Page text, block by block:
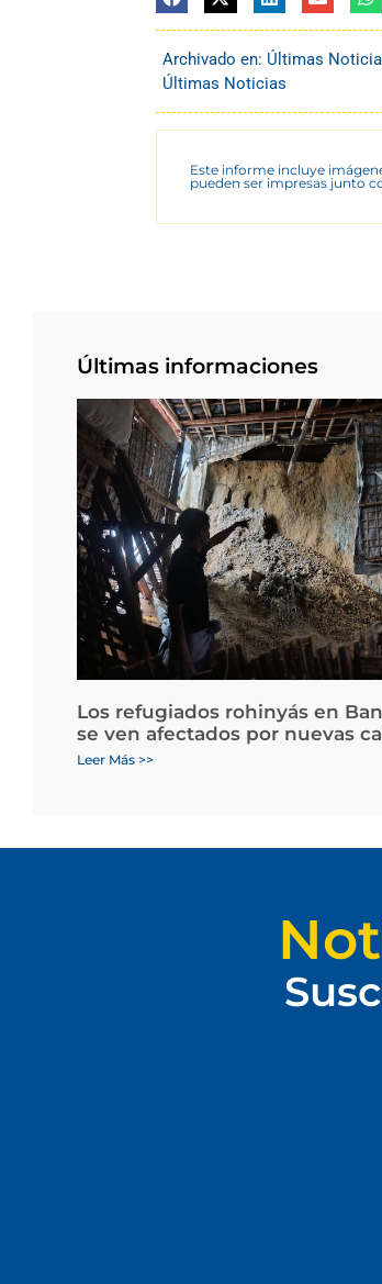
Archivado en: Últimas
Últimas Noticias
Este informe incluye
pueden ser impresas junto
Últimas informaciones
Los refugiados rohinyás en
se ven afectados por nuevas
Leer Más >>